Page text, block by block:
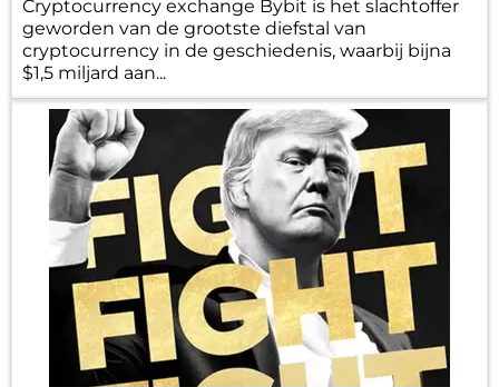
Cryptocurrency exchange Bybit is het slachtoffer
geworden van de grootste diefstal van
cryptocurrency in de geschiedenis, waarbij bijna
$1,5 miljard aan...